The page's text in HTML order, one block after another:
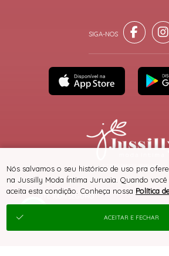
SITE 100% SEGURO
® TODOS DIREITOS RESERVADOS
Nós salvamos o seu histórico de uso pra
na Jussilly Moda Íntima Juruaia. Quando
aceita esta condição. Conheça nossa Política
ACEITAR E FECHAR